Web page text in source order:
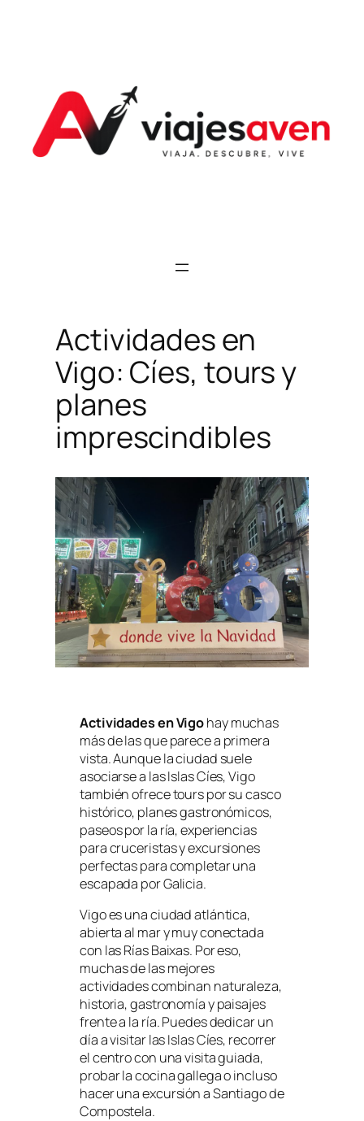
contenido
Actividades en
Vigo: Cíes, tours y
planes
imprescindibles
Actividades en Vigohay muchas
más de las que parece a primera
vista. Aunque la ciudad suele
asociarse a las Islas Cíes, Vigo
también ofrece tours por su casco
histórico, planes gastronómicos,
paseos por la ría, experiencias
para cruceristas y excursiones
perfectas para completar una
escapada por Galicia.
Vigo es una ciudad atlántica,
abierta al mar y muy conectada
con las Rías Baixas. Por eso,
muchas de las mejores
actividades combinan naturaleza,
historia, gastronomía y paisajes
frente a la ría. Puedes dedicar un
día a visitar las Islas Cíes, recorrer
el centro con una visita guiada,
probar la cocina gallega o incluso
hacer una excursión a Santiago de
Compostela.